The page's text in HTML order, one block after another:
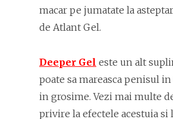
macar pe jumatate la
de Atlant Gel.
Deeper Gel este un alt
poate sa mareasca penisul
in grosime. Vezi mai multe
privire la efectele acestuia si